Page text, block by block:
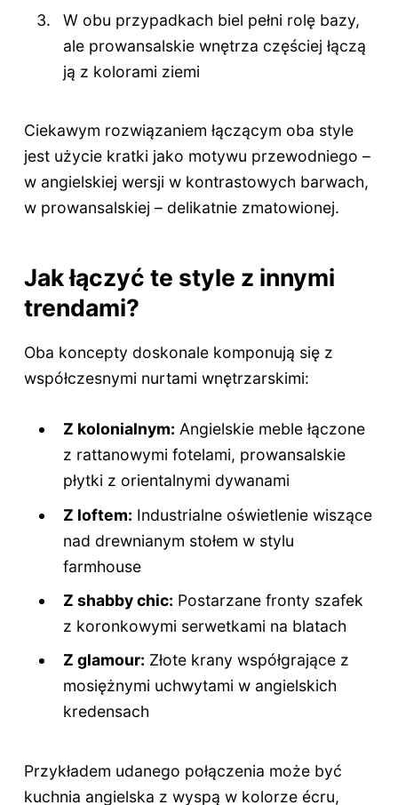
W obu przypadkach biel pełni rolę bazy,
ale prowansalskie wnętrza częściej łączą
ją z kolorami ziemi
Ciekawym rozwiązaniem łączącym oba style
jest użycie kratki jako motywu przewodniego –
w angielskiej wersji w kontrastowych barwach,
w prowansalskiej – delikatnie zmatowionej.
Jak łączyć te style z innymi
trendami?
Oba koncepty doskonale komponują się z
współczesnymi nurtami wnętrzarskimi:
Z kolonialnym: Angielskie meble łączone
z rattanowymi fotelami, prowansalskie
płytki z orientalnymi dywanami
Z loftem: Industrialne oświetlenie wiszące
nad drewnianym stołem w stylu
farmhouse
Z shabby chic: Postarzane fronty szafek
z koronkowymi serwetkami na blatach
Z glamour: Złote krany współgrające z
mosiężnymi uchwytami w angielskich
kredensach
Przykładem udanego połączenia może być
kuchnia angielska z wyspą w kolorze écru,